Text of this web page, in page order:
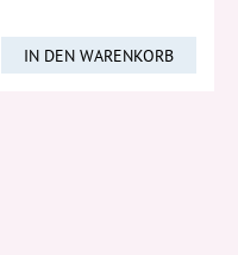
IN DEN WARENKORB